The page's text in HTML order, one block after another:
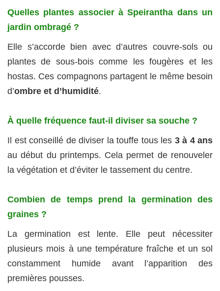
Quelles plantes associer à Speirantha dans un
jardin ombragé ?
Elle s’accorde bien avec d’autres couvre-sols ou
plantes de sous-bois comme les fougères et les
hostas. Ces compagnons partagent le même besoin
d’ombre et d’humidité.
À quelle fréquence faut-il diviser sa souche ?
Il est conseillé de diviser la touffe tous les 3 à 4 ans
au début du printemps. Cela permet de renouveler
la végétation et d’éviter le tassement du centre.
Combien de temps prend la germination des
graines ?
La germination est lente. Elle peut nécessiter
plusieurs mois à une température fraîche et un sol
constamment humide avant l’apparition des
premières pousses.